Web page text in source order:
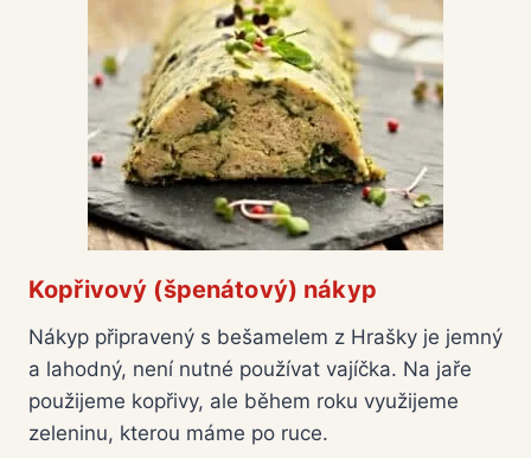
Kopřivový (špenátový) nákyp
Nákyp připravený s bešamelem z Hrašky je jemný
a lahodný, není nutné používat vajíčka. Na jaře
použijeme kopřivy, ale během roku využijeme
zeleninu, kterou máme po ruce.